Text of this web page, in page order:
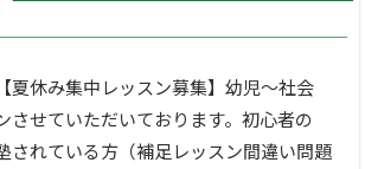
夏休み集中レッスン募集】幼児～社会
させていただいております。初心者の
されている方（補足レッスン間違い問題